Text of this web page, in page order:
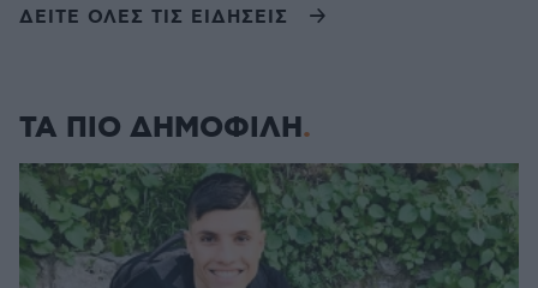
ΔΕΙΤΕ ΟΛΕΣ ΤΙΣ ΕΙΔΗΣΕΙΣ
ΤΑ ΠΙΟ ΔΗΜΟΦΙΛΗ